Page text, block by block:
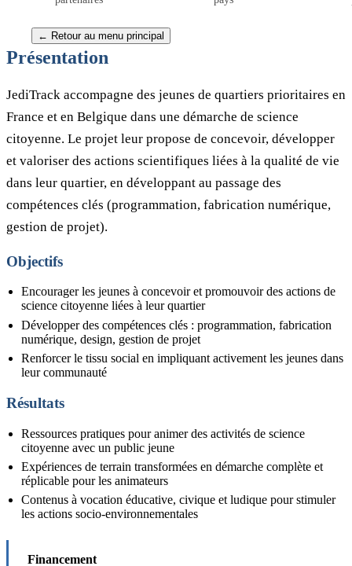
Site du LAB
← Retour au menu principal
Présentation
JediTrack accompagne des jeunes de quartiers prioritaires en
France et en Belgique dans une démarche de science
citoyenne. Le projet leur propose de concevoir, développer
et valoriser des actions scientifiques liées à la qualité de vie
dans leur quartier, en développant au passage des
compétences clés (programmation, fabrication numérique,
gestion de projet).
Objectifs
Encourager les jeunes à concevoir et promouvoir des actions de
science citoyenne liées à leur quartier
Développer des compétences clés : programmation, fabrication
numérique, design, gestion de projet
Renforcer le tissu social en impliquant activement les jeunes dans
leur communauté
Résultats
Ressources pratiques pour animer des activités de science
citoyenne avec un public jeune
Expériences de terrain transformées en démarche complète et
réplicable pour les animateurs
Contenus à vocation éducative, civique et ludique pour stimuler
les actions socio-environnementales
Financement